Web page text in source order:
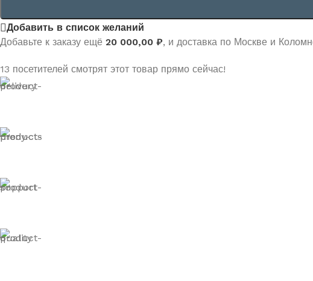
Добавить в список желаний
Добавьте к заказу ещё 20 000,00 ₽, и доставка по Москве и
13 посетителей смотрят этот товар прямо сейчас!